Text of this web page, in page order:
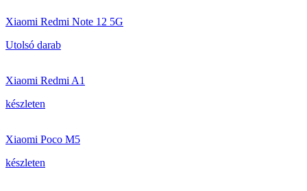
Xiaomi Redmi Note 12 5G
Utolsó darab
Xiaomi Redmi A1
készleten
Xiaomi Poco M5
készleten